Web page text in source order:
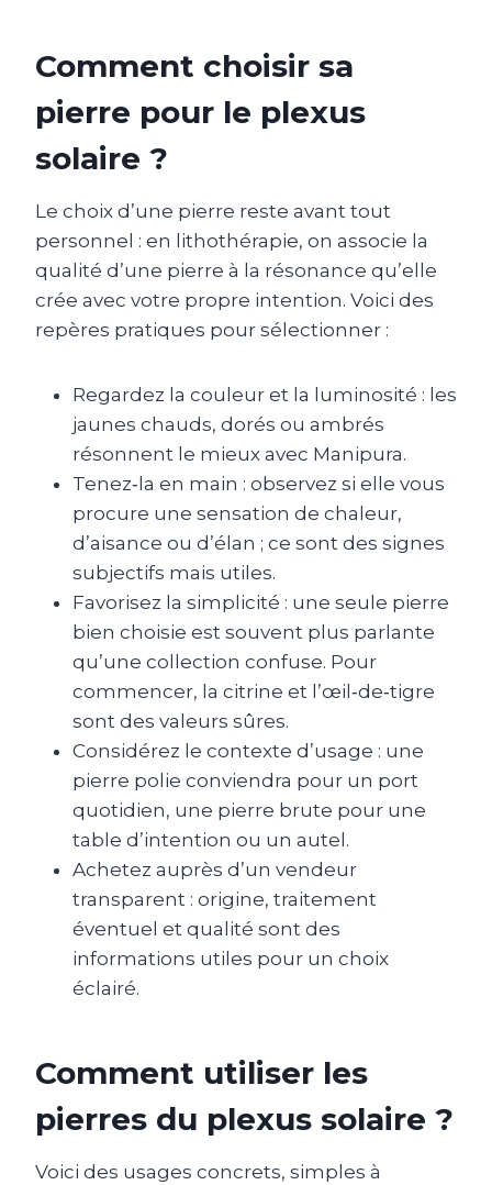
Comment choisir sa
pierre pour le plexus
solaire ?
Le choix d’une pierre reste avant tout
personnel : en lithothérapie, on associe la
qualité d’une pierre à la résonance qu’elle
crée avec votre propre intention. Voici des
repères pratiques pour sélectionner :
Regardez la couleur et la luminosité : les
jaunes chauds, dorés ou ambrés
résonnent le mieux avec Manipura.
Tenez‑la en main : observez si elle vous
procure une sensation de chaleur,
d’aisance ou d’élan ; ce sont des signes
subjectifs mais utiles.
Favorisez la simplicité : une seule pierre
bien choisie est souvent plus parlante
qu’une collection confuse. Pour
commencer, la citrine et l’œil‑de‑tigre
sont des valeurs sûres.
Considérez le contexte d’usage : une
pierre polie conviendra pour un port
quotidien, une pierre brute pour une
table d’intention ou un autel.
Achetez auprès d’un vendeur
transparent : origine, traitement
éventuel et qualité sont des
informations utiles pour un choix
éclairé.
Comment utiliser les
pierres du plexus solaire ?
Voici des usages concrets, simples à